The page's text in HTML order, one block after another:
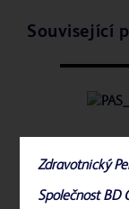
Související
Zdravotnický
Společnost BD